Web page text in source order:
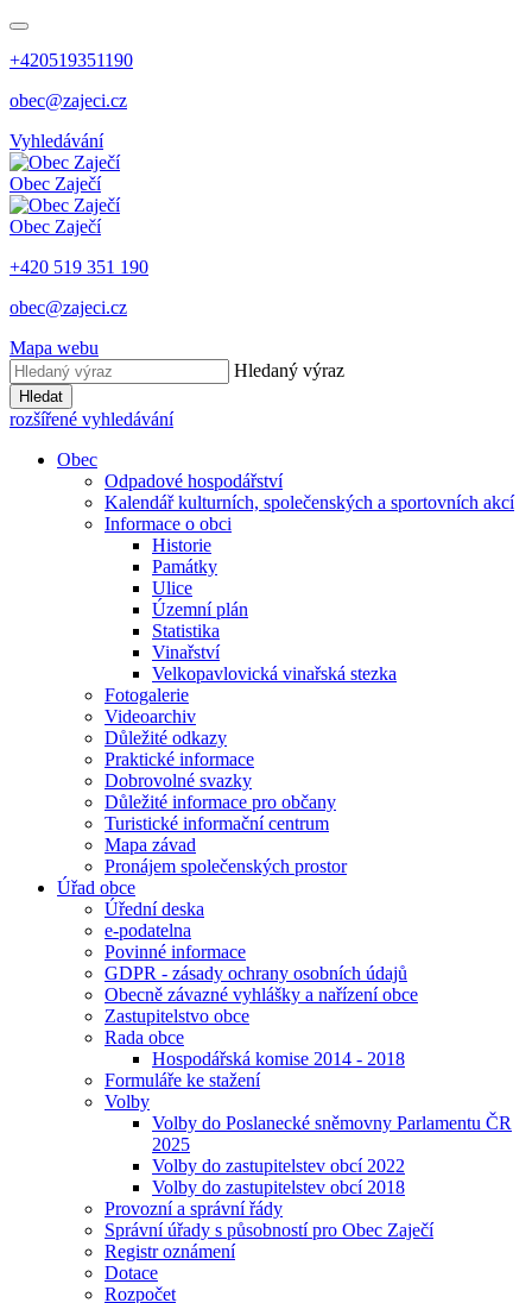
+420519351190
obec@zajeci.cz
Vyhledávání
Obec Zaječí
Obec Zaječí
+420 519 351 190
obec@zajeci.cz
Mapa webu
Hledaný výraz
Hledat
rozšířené vyhledávání
Obec
Odpadové hospodářství
Kalendář kulturních, společenských a sportovních akcí
Informace o obci
Historie
Památky
Ulice
Územní plán
Statistika
Vinařství
Velkopavlovická vinařská stezka
Fotogalerie
Videoarchiv
Důležité odkazy
Praktické informace
Dobrovolné svazky
Důležité informace pro občany
Turistické informační centrum
Mapa závad
Pronájem společenských prostor
Úřad obce
Úřední deska
e-podatelna
Povinné informace
GDPR - zásady ochrany osobních údajů
Obecně závazné vyhlášky a nařízení obce
Zastupitelstvo obce
Rada obce
Hospodářská komise 2014 - 2018
Formuláře ke stažení
Volby
Volby do Poslanecké sněmovny Parlamentu ČR
2025
Volby do zastupitelstev obcí 2022
Volby do zastupitelstev obcí 2018
Provozní a správní řády
Správní úřady s působností pro Obec Zaječí
Registr oznámení
Dotace
Rozpočet